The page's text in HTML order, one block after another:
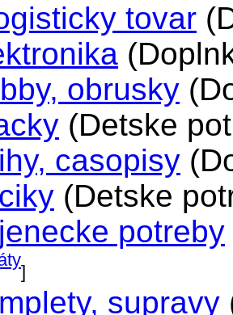
tovar
obrusky
(Detske
casopisy
(Detske
potreby
]
supravy